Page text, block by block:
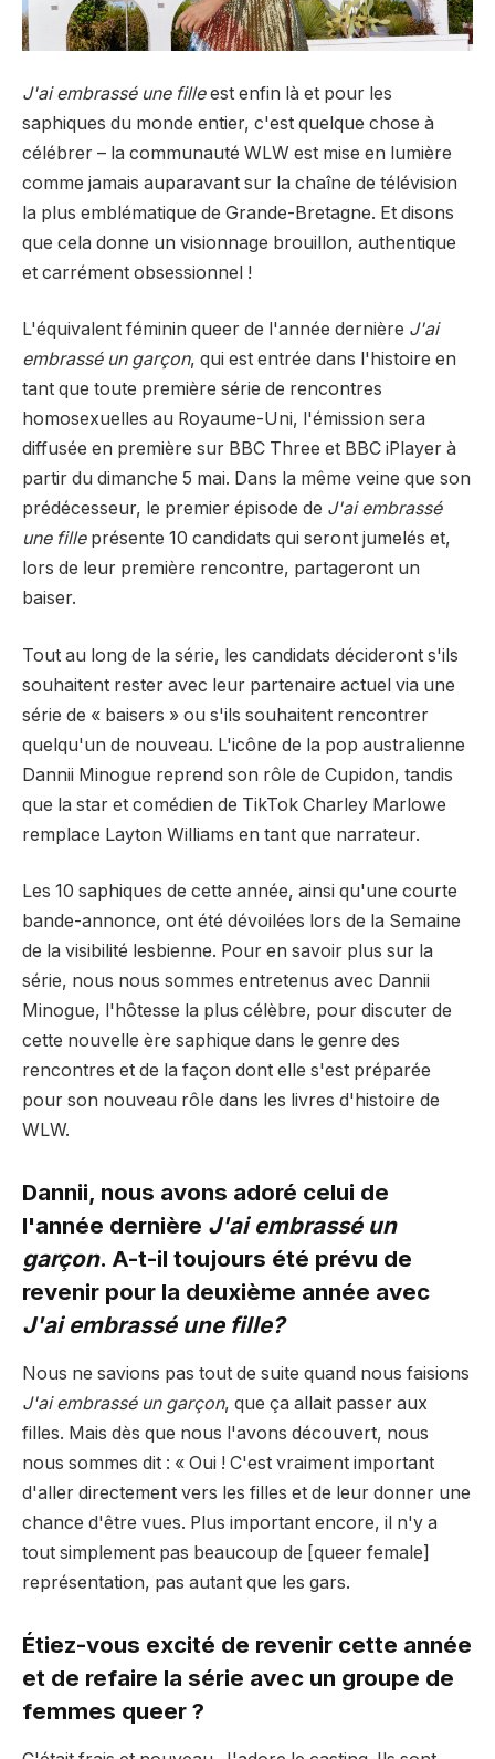
J'ai embrassé une filleest enfin là et pour les
saphiques du monde entier, c'est quelque chose à
célébrer – la communauté WLW est mise en lumière
comme jamais auparavant sur la chaîne de télévision
la plus emblématique de Grande-Bretagne. Et disons
que cela donne un visionnage brouillon, authentique
et carrément obsessionnel !
L'équivalent féminin queer de l'année dernière J'ai
embrassé un garçon, qui est entrée dans l'histoire en
tant que toute première série de rencontres
homosexuelles au Royaume-Uni, l'émission sera
diffusée en première sur BBC Three et BBC iPlayer à
partir du dimanche 5 mai. Dans la même veine que son
prédécesseur, le premier épisode de J'ai embrassé
une filleprésente 10 candidats qui seront jumelés et,
lors de leur première rencontre, partageront un
baiser.
Tout au long de la série, les candidats décideront s'ils
souhaitent rester avec leur partenaire actuel via une
série de « baisers » ou s'ils souhaitent rencontrer
quelqu'un de nouveau. L'icône de la pop australienne
Dannii Minogue reprend son rôle de Cupidon, tandis
que la star et comédien de TikTok Charley Marlowe
remplace Layton Williams en tant que narrateur.
Les 10 saphiques de cette année, ainsi qu'une courte
bande-annonce, ont été dévoilées lors de la Semaine
de la visibilité lesbienne. Pour en savoir plus sur la
série, nous nous sommes entretenus avec Dannii
Minogue, l'hôtesse la plus célèbre, pour discuter de
cette nouvelle ère saphique dans le genre des
rencontres et de la façon dont elle s'est préparée
pour son nouveau rôle dans les livres d'histoire de
WLW.
Dannii, nous avons adoré celui de
l'année dernière J'ai embrassé un
garçon. A-t-il toujours été prévu de
revenir pour la deuxième année avec
J'ai embrassé une fille?
Nous ne savions pas tout de suite quand nous faisions
J'ai embrassé un garçon, que ça allait passer aux
filles. Mais dès que nous l'avons découvert, nous
nous sommes dit : « Oui ! C'est vraiment important
d'aller directement vers les filles et de leur donner une
chance d'être vues. Plus important encore, il n'y a
tout simplement pas beaucoup de [queer female]
représentation, pas autant que les gars.
Étiez-vous excité de revenir cette année
et de refaire la série avec un groupe de
femmes queer ?